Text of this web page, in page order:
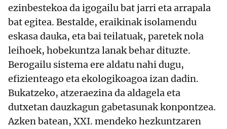
ezinbestekoa da igogailu bat jarri eta arrapala
bat egitea. Bestalde, eraikinak isolamendu
eskasa dauka, eta bai teilatuak, paretek nola
leihoek, hobekuntza lanak behar dituzte.
Berogailu sistema ere aldatu nahi dugu,
efizienteago eta ekologikoagoa izan dadin.
Bukatzeko, atzeraezina da aldagela eta
dutxetan dauzkagun gabetasunak konpontzea.
Azken batean, XXI. mendeko hezkuntzaren